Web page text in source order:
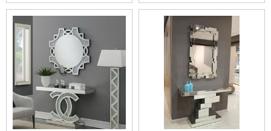
CITYBUILDING 🌟
TRỌNG ✨